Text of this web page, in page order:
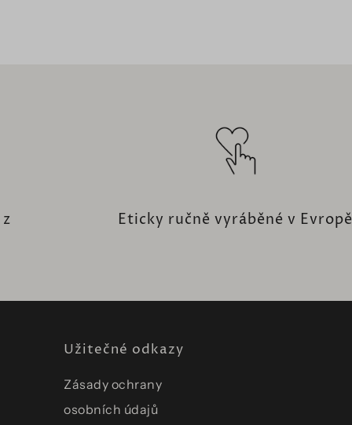
Eticky ručně vyráběné v Evropě
Užitečné odkazy
Zásady ochrany
osobních údajů